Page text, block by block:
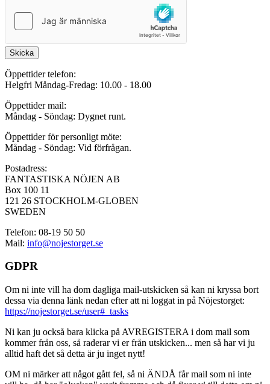
Skicka
Öppettider telefon:
Helgfri Måndag-Fredag: 10.00 - 18.00
Öppettider mail:
Måndag - Söndag: Dygnet runt.
Öppettider för personligt möte:
Måndag - Söndag: Vid förfrågan.
Postadress:
FANTASTISKA NÖJEN AB
Box 100 11
121 26 STOCKHOLM-GLOBEN
SWEDEN
Telefon: 08-19 50 50
Mail: info@nojestorget.se
GDPR
Om ni inte vill ha dom dagliga mail-utskicken så kan ni kryssa bort
dessa via denna länk nedan efter att ni loggat in på Nöjestorget:
https://nojestorget.se/user#_tasks
Ni kan ju också bara klicka på AVREGISTERA i dom mail som
kommer från oss, så raderar vi er från utskicken... men så har vi ju
alltid haft det så detta är ju inget nytt!
OM ni märker att något gått fel, så ni ÄNDÅ får mail som ni inte